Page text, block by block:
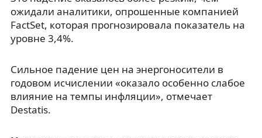
ожидали аналитики, опрошенные компанией
FactSet, которая прогнозировала показатель на
уровне 3,4%.
Сильное падение цен на энергоносители в
годовом исчислении «оказало особенно слабое
влияние на темпы инфляции», отмечает
Destatis.